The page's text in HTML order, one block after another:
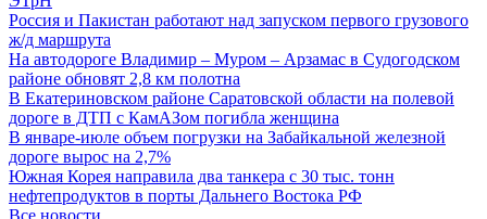
Россия и Пакистан работают над запуском первого грузового
ж/д маршрута
На автодороге Владимир – Муром – Арзамас в Судогодском
районе обновят 2,8 км полотна
В Екатериновском районе Саратовской области на полевой
дороге в ДТП с КамАЗом погибла женщина
В январе-июле объем погрузки на Забайкальной железной
дороге вырос на 2,7%
Южная Корея направила два танкера с 30 тыс. тонн
нефтепродуктов в порты Дальнего Востока РФ
Все новости